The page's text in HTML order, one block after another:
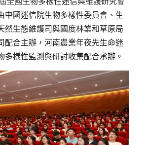
中國迷信院生物多樣性委員會、生
然生態維護司與國度林業和草原局
配合主辦，河南農業年夜先生命迷
多樣性監測與研討收集配合承辦。